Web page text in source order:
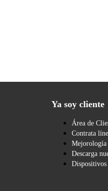
Ya soy cliente
Área de
Contrata
Mejorología
Descarga
Dispositivos